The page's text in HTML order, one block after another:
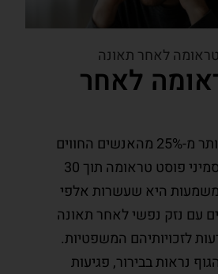
לאחר תאונה
לאחר
על פי מחקרים יותר מ-25% מהאנשים החווים
תאונה יפתחו תסמיני פוסט טראומה תוך 30
היא שעשרות אלפי
עם נזק נפשי לאחר תאונה
לזכויותיהם המשפטיות.
נראות בבירור, פגיעות